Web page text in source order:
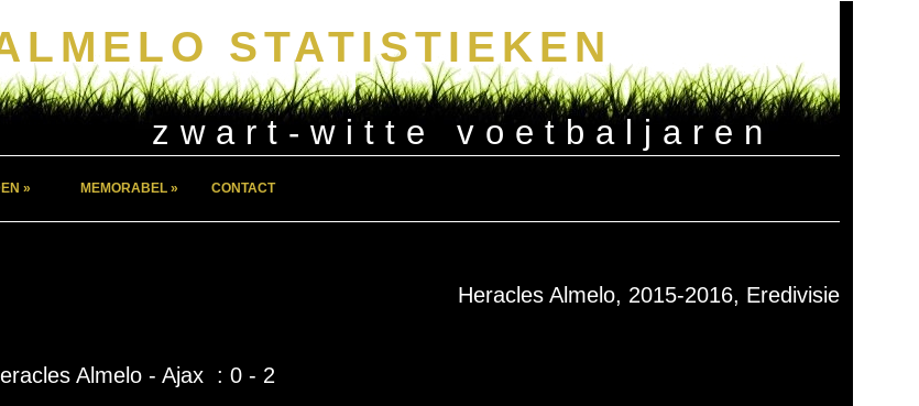
STATISTIEKEN
zwart-witte voetbaljaren
» MEMORABEL » CONTACT
Heracles Almelo, 2015-2016, Eredivisie
Almelo - Ajax : 0 - 2